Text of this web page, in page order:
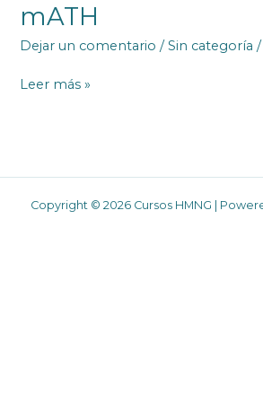
mATH
Dejar un comentario /Sin categoría /
mATH
Leer más »
Copyright © 2026 Cursos HMNG |